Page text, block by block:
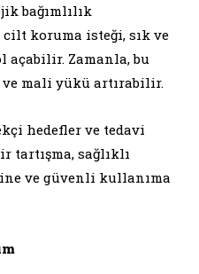
bağımlılık
koruma isteği, sık ve
açabilir. Zamanla, bu
mali yükü artırabilir.
hedefler ve tedavi
tartışma, sağlıklı
ve güvenli kullanıma